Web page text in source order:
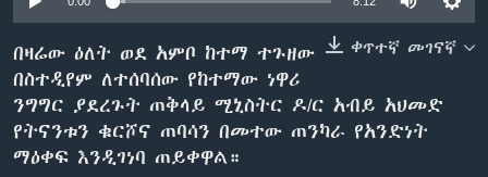
ቋንቋዎች
ቀጥተኛ መገናኛ
በዛሬው ዕለት ወደ አምቦ ከተማ ተጉዘው
በስተዲየም ለተሰባሰው የከተማው ነዋሪ
ንግግር ያደረጉት ጠቅላይ ሚኒስትር ዶ/ር አብይ አህመድ
የትናንቱን ቁርሾና ጠባሳን በመተው ጠንካራ የአንድነት
ማዕቀፍ እንዲገነባ ጠይቀዋል።